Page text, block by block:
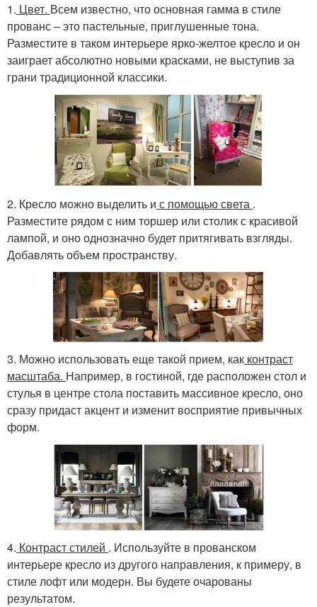
1. Цвет. Всем известно, что основная гамма в стиле
прованс – это пастельные, приглушенные тона.
Разместите в таком интерьере ярко-желтое кресло и он
заиграет абсолютно новыми красками, не выступив за
грани традиционной классики.
2. Кресло можно выделить и с помощью света .
Разместите рядом с ним торшер или столик с красивой
лампой, и оно однозначно будет притягивать взгляды.
Добавлять объем пространству.
3. Можно использовать еще такой прием, как контраст
масштаба. Например, в гостиной, где расположен стол и
стулья в центре стола поставить массивное кресло, оно
сразу придаст акцент и изменит восприятие привычных
форм.
4. Контраст стилей . Используйте в прованском
интерьере кресло из другого направления, к примеру, в
стиле лофт или модерн. Вы будете очарованы
результатом.